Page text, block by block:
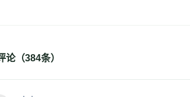
论（384条）